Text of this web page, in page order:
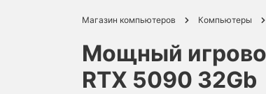
Магазин компьютеров Компьютеры
Мощный
RTX 5090 32Gb